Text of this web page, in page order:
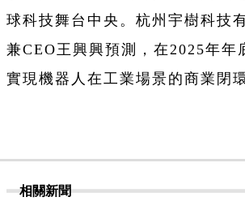
球科技舞台中央。杭州宇樹科技
兼CEO王興興預測，在2025年年
實現機器人在工業場景的商業閉
相關新聞